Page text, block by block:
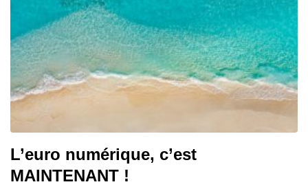
L’euro numérique, c’est
MAINTENANT !